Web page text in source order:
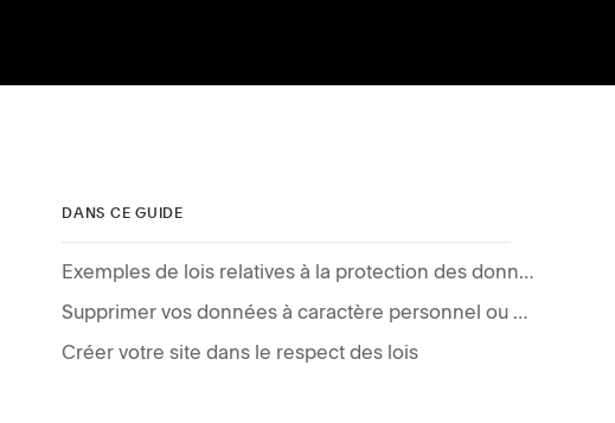
DANS CE GUIDE
Exemples de lois relatives à la protection des données
Supprimer vos données à caractère personnel ou celles de vos clients de Squarespace
Créer votre site dans le respect des lois